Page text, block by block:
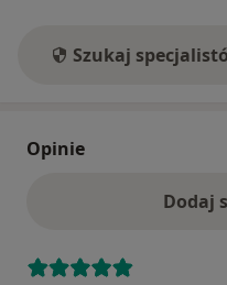
Szukaj
Opinie
Dodaj